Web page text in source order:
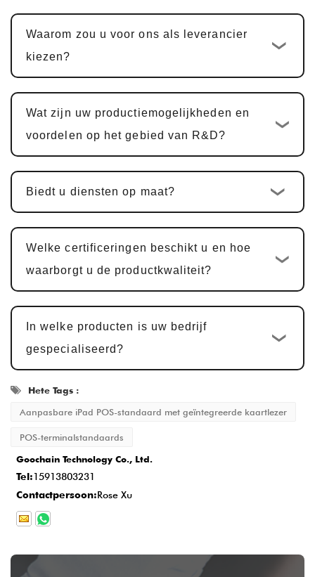
Ontwerp en ontwikkeling op maat:
Zodra de offerte is bevestigd, is de
standaard ontwikkelingscyclus op maat
15 werkdagen. Voor multifunctionele
doorgaans hetzelfde25-30 dagen.
Voorbeeldbevestiging en wijzigingen:
Wij bieden monsters ter bevestiging van de
Massaproductie en kwaliteitsinspectie:
Na monstergoedkeuring vindt de
productiecyclus plaats
zodat elk detail aan de norm voldoet.
Levering en service na verkoop
de productie is voltooid, is de levertijd
normaal gesproken
bieden uitgebreide after-sales service om
Waarom zou u voor ons als leverancier
kiezen?
Wat zijn uw productiemogelijkheden en
voordelen op het gebied van R&D?
Biedt u diensten op maat?
Welke certificeringen beschikt u en hoe
waarborgt u de productkwaliteit?
In welke producten is uw bedrijf
gespecialiseerd?
Hete Tags :
Aanpasbare iPad POS-standaard met geïntegreerde kaartlezer
POS-terminalstandaards
Goochain Technology Co., Ltd.
Tel:15913803231
Contactpersoon:Rose Xu